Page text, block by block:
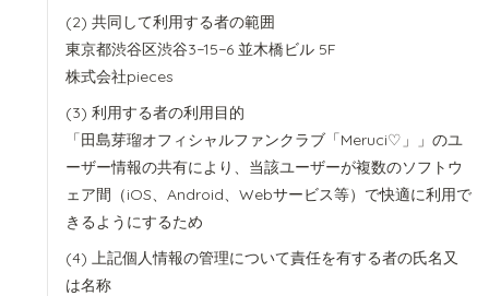
共同して利用する者の範囲
東京都渋谷区渋谷3−15−6 並木橋ビル 5F
株式会社pieces
利用する者の利用目的
「田島芽瑠オフィシャルファンクラブ「Meruci♡」」のユ
ーザー情報の共有により、当該ユーザーが複数のソフトウ
ェア間（iOS、Android、Webサービス等）で快適に利用で
きるようにするため
上記個人情報の管理について責任を有する者の氏名又
は名称